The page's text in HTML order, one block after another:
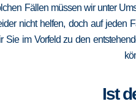
Fällen müssen wir unter
nicht helfen, doch auf jeden
Sie im Vorfeld zu den
Ist